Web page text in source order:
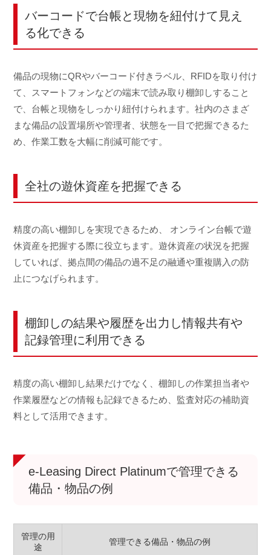
バーコードで台帳と現物を紐付けて見え
る化できる
備品の現物にQRやバーコード付きラベル、RFIDを取り付け
て、スマートフォンなどの端末で読み取り棚卸しすること
で、台帳と現物をしっかり紐付けられます。社内のさまざ
まな備品の設置場所や管理者、状態を一目で把握できるた
め、作業工数を大幅に削減可能です。
全社の遊休資産を把握できる
精度の高い棚卸しを実現できるため、 オンライン台帳で遊
休資産を把握する際に役立ちます。遊休資産の状況を把握
していれば、拠点間の備品の過不足の融通や重複購入の防
止につなげられます。
棚卸しの結果や履歴を出力し情報共有や
記録管理に利用できる
精度の高い棚卸し結果だけでなく、棚卸しの作業担当者や
作業履歴などの情報も記録できるため、監査対応の補助資
料として活用できます。
e-Leasing Direct Platinumで管理できる
備品・物品の例
管理の用
途
管理できる備品・物品の例